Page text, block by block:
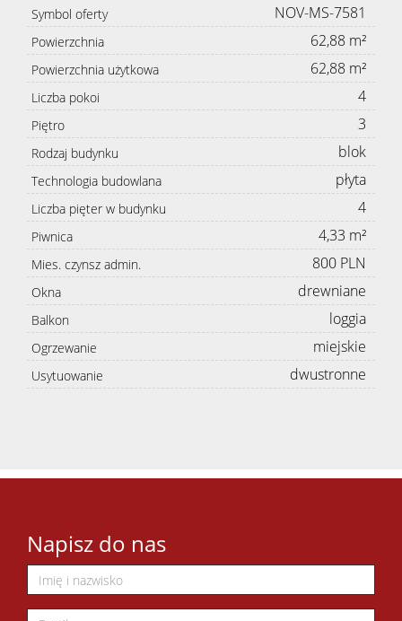
Symbol oferty NOV-MS-7581
Powierzchnia 62,88 m²
Powierzchnia użytkowa 62,88 m²
Liczba pokoi 4
Piętro 3
Rodzaj budynku blok
Technologia budowlana płyta
Liczba pięter w budynku 4
Piwnica 4,33 m²
Mies. czynsz admin. 800 PLN
Okna drewniane
Balkon loggia
Ogrzewanie miejskie
Usytuowanie dwustronne
Napisz do nas